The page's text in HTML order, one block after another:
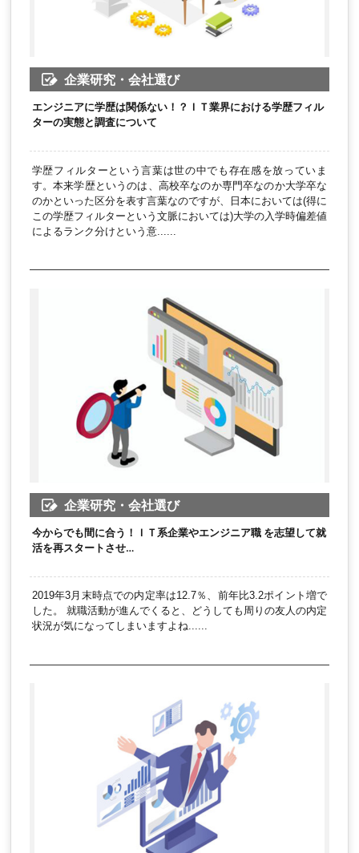
企業研究・会社選び
エンジニアに学歴は関係ない！？ＩＴ業界における学歴フィル
ターの実態と調査について
学歴フィルターという言葉は世の中でも存在感を放っていま
す。本来学歴というのは、高校卒なのか専門卒なのか大学卒な
のかといった区分を表す言葉なのですが、日本においては(得に
この学歴フィルターという文脈においては)大学の入学時偏差値
によるランク分けという意......
企業研究・会社選び
今からでも間に合う！ＩＴ系企業やエンジニア職 を志望して就
活を再スタートさせ…
2019年3月末時点での内定率は12.7％、前年比3.2ポイント増で
した。 就職活動が進んでくると、どうしても周りの友人の内定
状況が気になってしまいますよね......